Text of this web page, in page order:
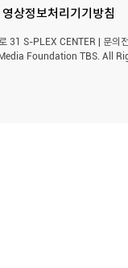
영상정보처리기기방침
31 S-PLEX CENTER | 문
Foundation TBS. All